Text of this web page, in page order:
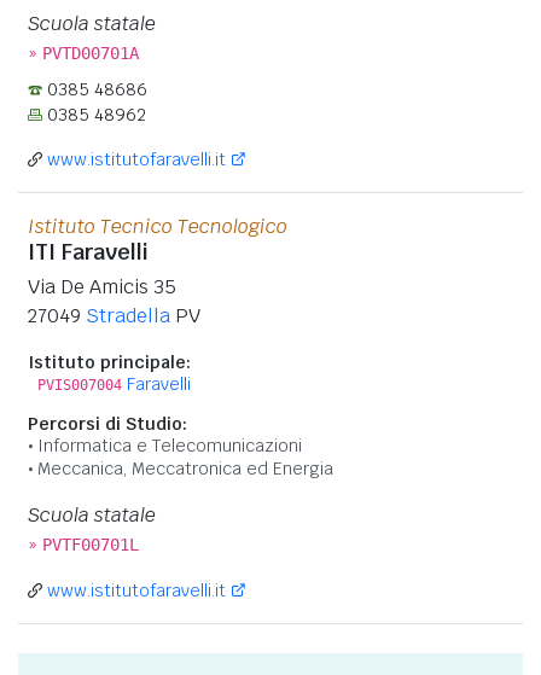
Scuola statale
» PVTD00701A
0385 48686
0385 48962
www.istitutofaravelli.it
Istituto Tecnico Tecnologico
ITI Faravelli
Via De Amicis 35
27049 Stradella PV
Istituto principale:
PVIS007004 Faravelli
Percorsi di Studio:
Informatica e Telecomunicazioni
Meccanica, Meccatronica ed Energia
Scuola statale
» PVTF00701L
www.istitutofaravelli.it